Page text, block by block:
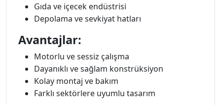
Gıda ve içecek endüstrisi
Depolama ve sevkiyat hatları
Avantajlar:
Motorlu ve sessiz çalışma
Dayanıklı ve sağlam konstrüksiyon
Kolay montaj ve bakım
Farklı sektörlere uyumlu tasarım